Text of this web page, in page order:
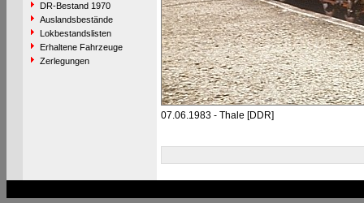
DR-Bestand 1970
Auslandsbestände
Lokbestandslisten
Erhaltene Fahrzeuge
Zerlegungen
07.06.1983 - Thale [DDR]